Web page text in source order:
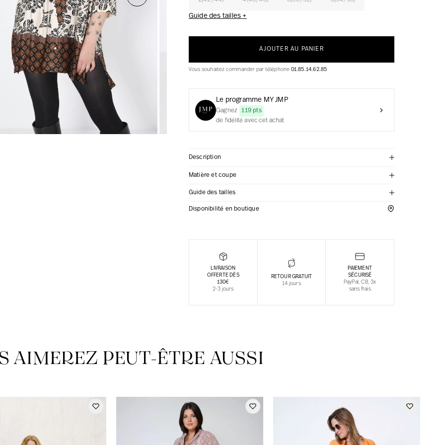
Guide des tailles +
AJOUTER AU PANIER
Vous souhaitez commander par téléphone 01.85.14.62.85
Le programme MY JMP
Gagnez
119 pts
de fidélité avec cet achat
Description
Matière et coupe
Guide des tailles
Disponibilité en boutique
LIVRAISON
OFFERTE DÈS
130€
2-3 jours
RETOUR GRATUIT
14 jours
PAIEMENT
SÉCURISÉ
PayPal, CB, 3x
sans frais
AIMEREZ PEUT-ÊTRE AUSSI